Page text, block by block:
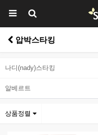
압박스타킹
나디(nady)스타킹
알베르트
상품정렬